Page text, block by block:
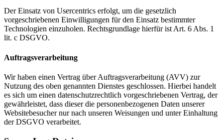
Der Einsatz von Usercentrics erfolgt, um die gesetzlich
vorgeschriebenen Einwilligungen für den Einsatz bestimmter
Technologien einzuholen. Rechtsgrundlage hierfür ist Art. 6 Abs. 1
lit. c DSGVO.
Auftragsverarbeitung
Wir haben einen Vertrag über Auftragsverarbeitung (AVV) zur
Nutzung des oben genannten Dienstes geschlossen. Hierbei handelt
es sich um einen datenschutzrechtlich vorgeschriebenen Vertrag, der
gewährleistet, dass dieser die personenbezogenen Daten unserer
Websitebesucher nur nach unseren Weisungen und unter Einhaltung
der DSGVO verarbeitet.